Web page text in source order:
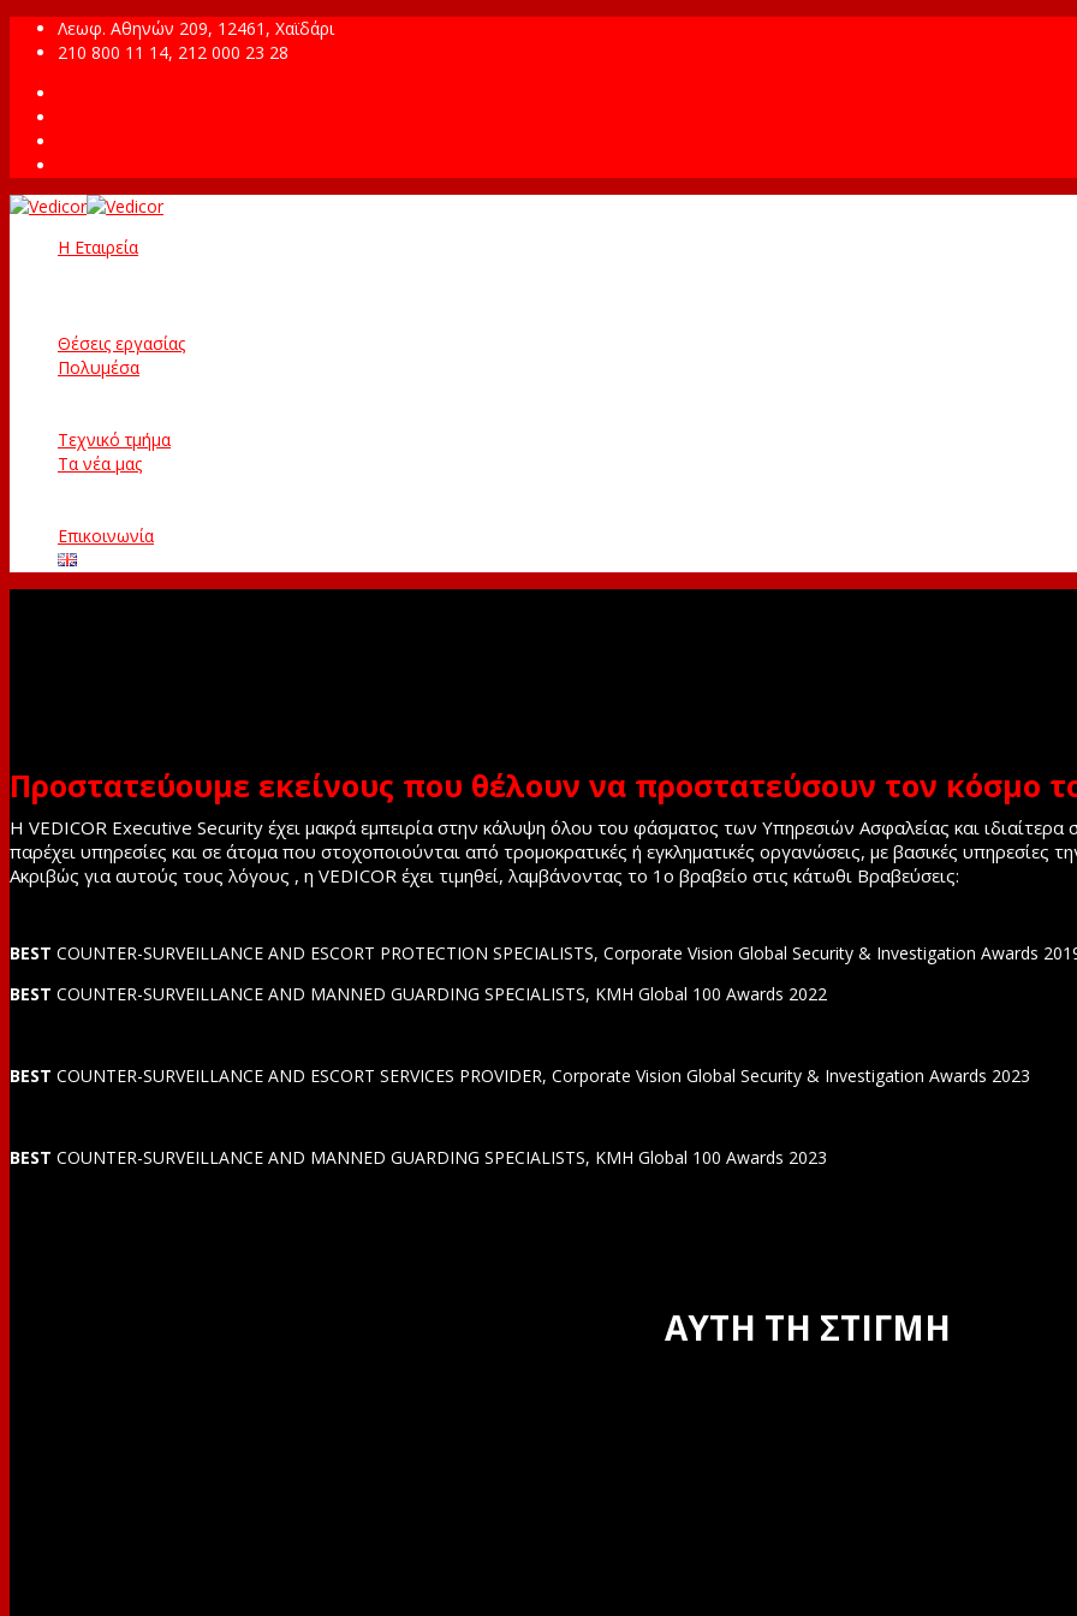
Λεωφ. Αθηνών 209, 12461, Χαϊδάρι
210 800 11 14, 212 000 23 28
Η Εταιρεία
Θέσεις εργασίας
Πολυμέσα
Τεχνικό τμήμα
Τα νέα μας
Επικοινωνία
Προστατεύουμε εκείνους που θέλουν να προστατεύσουν τον κόσμο
Η VEDICOR Executive Security έχει μακρά εμπειρία στην κάλυψη όλου του φάσματος των Υπηρεσιών Ασφαλείας και
παρέχει υπηρεσίες και σε άτομα που στοχοποιούνται από τρομοκρατικές ή εγκληματικές οργανώσεις, με βασικές υπηρεσίες
Ακριβώς για αυτούς τους λόγους , η VEDICOR έχει τιμηθεί, λαμβάνοντας το 1ο βραβείο στις κάτωθι Βραβεύσεις:
BEST COUNTER-SURVEILLANCE AND ESCORT PROTECTION SPECIALISTS, Corporate Vision Global Security & Investigation Awards
BEST COUNTER-SURVEILLANCE AND MANNED GUARDING SPECIALISTS, KMH Global 100 Awards 2022
BEST COUNTER-SURVEILLANCE AND ESCORT SERVICES PROVIDER, Corporate Vision Global Security & Investigation Awards 2023
BEST COUNTER-SURVEILLANCE AND MANNED GUARDING SPECIALISTS, KMH Global 100 Awards 2023
ΑΥΤΗ ΤΗ ΣΤΙΓΜΗ